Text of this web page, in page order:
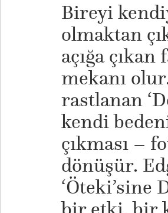
Bireyi
olmaktan
açığa
mekanı
rastlanan
kendi
çıkması –
dönüşür.
‘Öteki’sine